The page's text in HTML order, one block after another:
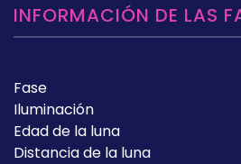
INFORMACIÓN DE LAS
Fase
Iluminación
Edad de la luna
Distancia de la luna